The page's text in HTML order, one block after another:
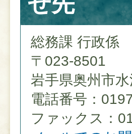
総務課 行政係
〒023-8501
岩手県奥州市
電話番号：
ファックス：